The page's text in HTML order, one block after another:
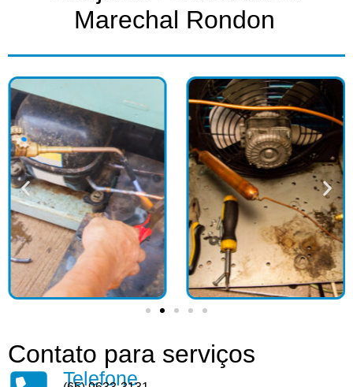
Marechal Rondon​
Contato para serviços
Telefone